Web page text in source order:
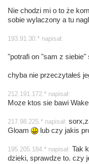
Nie chodzi mi o to że
sobie wylaczony a tu
193.91.30.* napisał:
"potrafi on "sam z siebie"
chyba nie przeczytałeś
212.191.172.* napisał:
Moze ktos sie bawi
217.98.225.* napisał:
Gloam
lub czy jakis
195.205.184.* napisał: Tak
dzieki, sprawdze to. czy